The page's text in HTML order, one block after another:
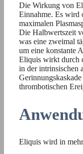
Die Wirkung von
Einnahme. Es wird
maximalen
Die Halbwertszeit
was eine zweimal
um eine konstante
Eliquis wirkt durch
in der intrinsischen
thrombotischen
Eliquis wird in